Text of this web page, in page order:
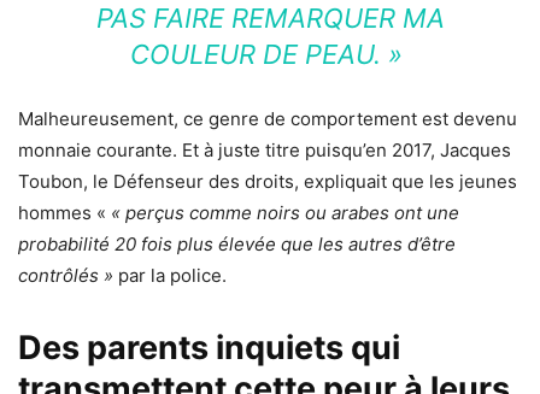
PAS FAIRE REMARQUER MA
COULEUR DE PEAU. »
Malheureusement, ce genre de comportement est devenu
monnaie courante. Et à juste titre puisqu’en 2017, Jacques
Toubon, le Défenseur des droits, expliquait que les jeunes
hommes « « perçus comme noirs ou arabes ontune
probabilité 20 fois plus élevée que les autres d’être
contrôlés » par la police.
Des parents inquiets qui